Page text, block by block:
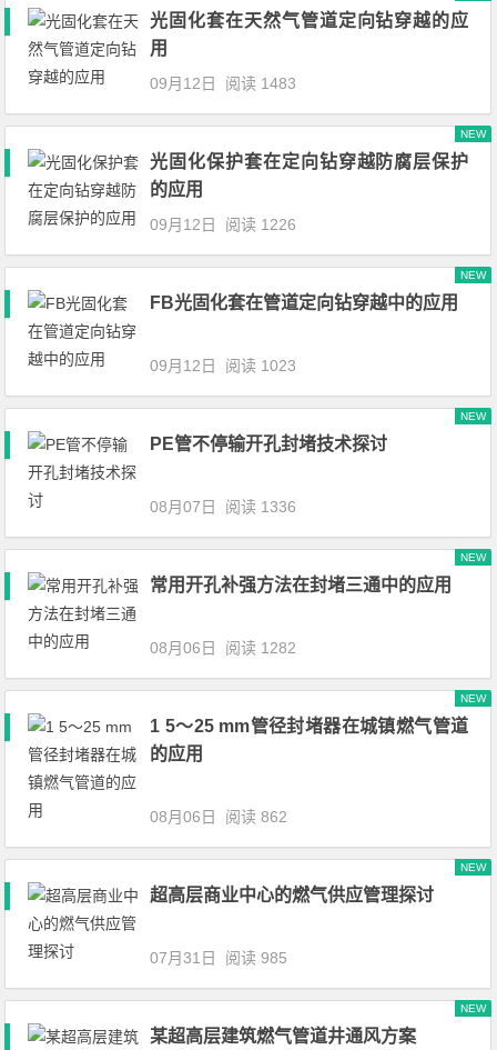
光固化套在天然气管道定向钻穿越的应
用
09月12日 阅读 1483
光固化保护套在定向钻穿越防腐层保护
的应用
NEW
09月12日 阅读 1226
FB光固化套在管道定向钻穿越中的应用
NEW
09月12日 阅读 1023
PE管不停输开孔封堵技术探讨
NEW
08月07日 阅读 1336
常用开孔补强方法在封堵三通中的应用
NEW
08月06日 阅读 1282
1 5～25 mm管径封堵器在城镇燃气管道
的应用
NEW
08月06日 阅读 862
超高层商业中心的燃气供应管理探讨
NEW
07月31日 阅读 985
某超高层建筑燃气管道井通风方案
NEW